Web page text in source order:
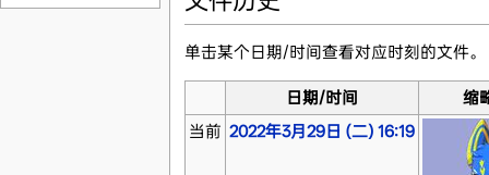
单击某个日期/时间查看对应时刻的文件。
日期/时间
缩
当前 2022年3月29日 (二) 16:19